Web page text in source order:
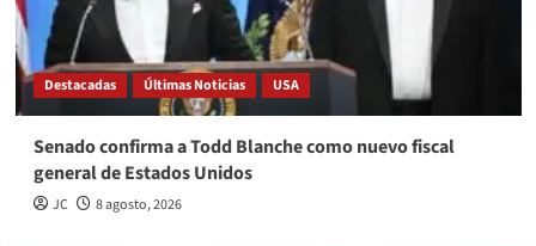
Destacadas Últimas Noticias USA
Senado confirma a Todd Blanche como nuevo fiscal
general de Estados Unidos
JC 8 agosto, 2026